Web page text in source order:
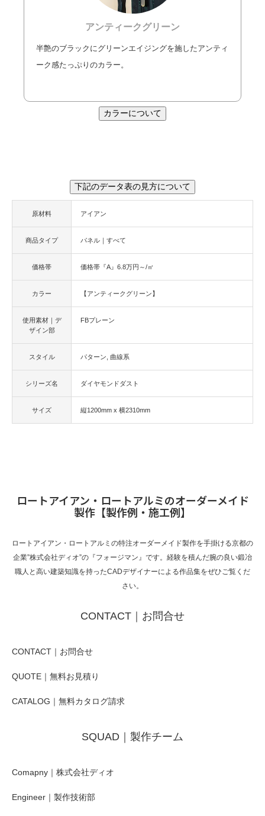
アンティークグリーン
半艶のブラックにグリーンエイジングを施したアンティ
ーク感たっぷりのカラー。
カラーについて
下記のデータ表の見方について
原材料 アイアン
商品タイプ パネル｜すべて
価格帯 価格帯『A』6.8万円～/㎡
カラー 【アンティークグリーン】
使用素材｜デ
ザイン部
FBプレーン
スタイル パターン 曲線系
シリーズ名 ダイヤモンドダスト
サイズ 縦1200mm x 横2310mm
ロートアイアン・ロートアルミのオーダーメイド
製作【製作例・施工例】
ロートアイアン・ロートアルミの特注オーダーメイド製作を手掛ける京都の
企業”株式会社ディオ”の『フォージマン』です。経験を積んだ腕の良い鍛冶
職人と高い建築知識を持ったCADデザイナーによる作品集をぜひご覧くだ
さい。
CONTACT｜お問合せ
CONTACT｜お問合せ
QUOTE｜無料お見積り
CATALOG｜無料カタログ請求
SQUAD｜製作チーム
Comapny｜株式会社ディオ
Engineer｜製作技術部